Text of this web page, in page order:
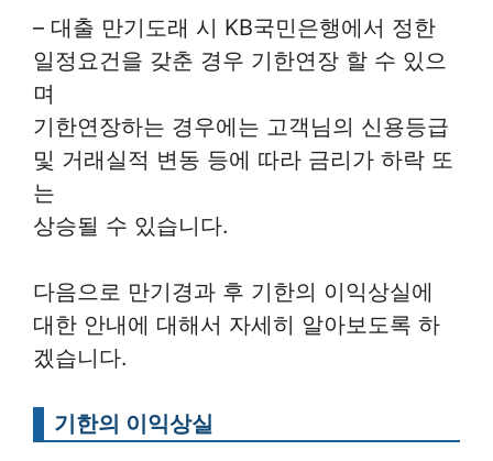
– 대출 만기도래 시 KB국민은행에서 정한
일정요건을 갖춘 경우 기한연장 할 수 있으
며
기한연장하는 경우에는 고객님의 신용등급
및 거래실적 변동 등에 따라 금리가 하락 또
는
상승될 수 있습니다.
다음으로 만기경과 후 기한의 이익상실에
대한 안내에 대해서 자세히 알아보도록 하
겠습니다.
기한의 이익상실